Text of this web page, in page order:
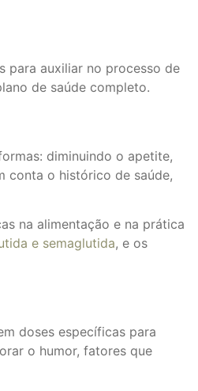
para auxiliar no processo de
de saúde completo.
diminuindo o apetite,
conta o histórico de saúde,
na alimentação e na prática
e semaglutida, e os
doses específicas para
o humor, fatores que